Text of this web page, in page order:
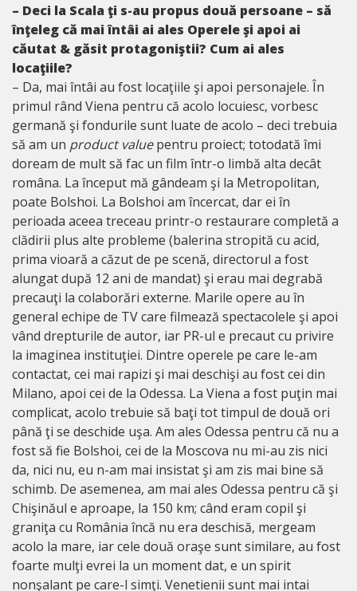
– Deci la Scala ţi s-au propus două persoane – să
înţeleg că mai întâi ai ales Operele şi apoi ai
căutat & găsit protagoniştii? Cum ai ales
locaţiile?
– Da, mai întâi au fost locaţiile şi apoi personajele. În
primul rând Viena pentru că acolo locuiesc, vorbesc
germană şi fondurile sunt luate de acolo – deci trebuia
să am un product valuepentru proiect; totodată îmi
doream de mult să fac un film într-o limbă alta decât
româna. La început mă gândeam şi la Metropolitan,
poate Bolshoi. La Bolshoi am încercat, dar ei în
perioada aceea treceau printr-o restaurare completă a
clădirii plus alte probleme (balerina stropită cu acid,
prima vioară a căzut de pe scenă, directorul a fost
alungat după 12 ani de mandat) şi erau mai degrabă
precauţi la colaborări externe. Marile opere au în
general echipe de TV care filmează spectacolele şi apoi
vând drepturile de autor, iar PR-ul e precaut cu privire
la imaginea instituţiei. Dintre operele pe care le-am
contactat, cei mai rapizi şi mai deschişi au fost cei din
Milano, apoi cei de la Odessa. La Viena a fost puţin mai
complicat, acolo trebuie să baţi tot timpul de două ori
până ţi se deschide uşa. Am ales Odessa pentru că nu a
fost să fie Bolshoi, cei de la Moscova nu mi-au zis nici
da, nici nu, eu n-am mai insistat şi am zis mai bine să
schimb. De asemenea, am mai ales Odessa pentru că şi
Chişinăul e aproape, la 150 km; când eram copil şi
graniţa cu România încă nu era deschisă, mergeam
acolo la mare, iar cele două oraşe sunt similare, au fost
foarte mulţi evrei la un moment dat, e un spirit
nonşalant pe care-l simţi. Venetienii sunt mai intai